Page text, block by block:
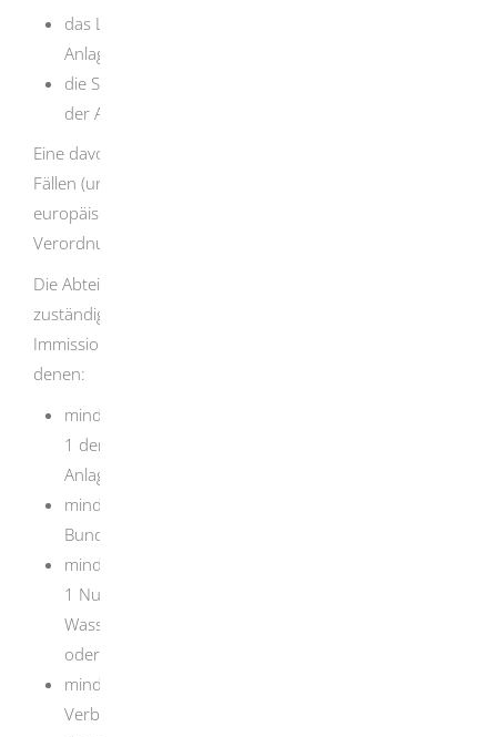
das Landratsamt, wenn das Betriebsgelände mit der
Anlage in einem Landkreis liegt,
die Stadtverwaltung, wenn das Betriebsgelände mit
der Anlage in einem Stadtkreis liegt.
Eine davon abweichende Zuständigkeit gilt in folgenden
Fällen (unter anderem bei Betrieben, die der
europäischen Industrieemissions-Richtlinie, der Störfall-
Verordnung oder dem Bergrecht unterliegen):
Die Abteilungen 5 - Umwelt der jeweils örtlich
zuständigen Regierungspräsidien sind die zuständigen
Immissionsschutzbehörden für Betriebsgelände, auf
denen:
mindestens eine Anlage, die in Spalte d des Anhangs
1 der Verordnung über genehmigungsbedürftige
Anlagen mit dem Buchstabe E gekennzeichnet ist,
mindestens ein Betriebsbereich nach § 3 Absatz 5a
Bundes-Immissionsschutzgesetz (Störfallbetrieb),
mindestens eine Anlage, die nach § 60 Absatz 3 Satz
1 Nummer 2 oder Nummer 3 des
Wasserhaushaltsgesetzes genehmigungsbedürftig ist
oder
mindestens eine Deponie nach Artikel 10 in
Verbindung mit Anhang I der Richtlinie 2010/75/EU